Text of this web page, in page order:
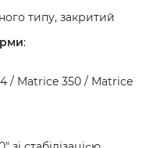
типу, закритий
:
/ Matrice 350 / Matrice